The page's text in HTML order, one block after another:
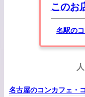
このお
名駅の
名古屋のコンカフェ・